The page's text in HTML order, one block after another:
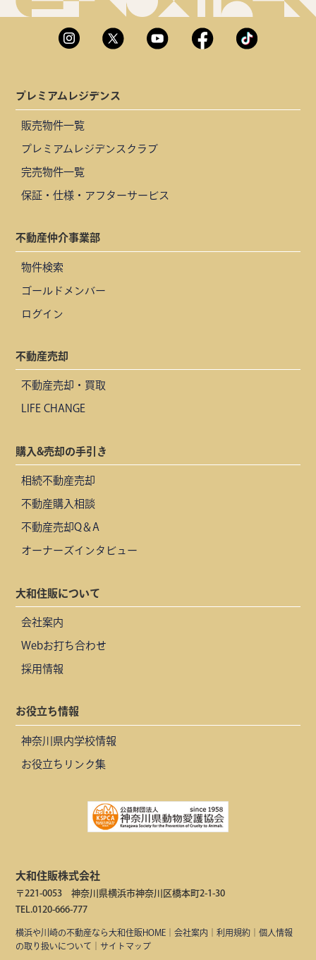
プレミアムレジデンス
販売物件一覧
プレミアムレジデンスクラブ
完売物件一覧
保証・仕様・アフターサービス
不動産仲介事業部
物件検索
ゴールドメンバー
ログイン
不動産売却
不動産売却・買取
LIFE CHANGE
購入&売却の手引き
相続不動産売却
不動産購入相談
不動産売却Q＆A
オーナーズインタビュー
大和住販について
会社案内
Webお打ち合わせ
採用情報
お役立ち情報
神奈川県内学校情報
お役立ちリンク集
大和住販株式会社
〒221-0053 神奈川県横浜市神奈川区橋本町2-1-30
TEL.0120-666-777
横浜や川崎の不動産なら大和住販HOME ｜会社案内 ｜利用規約 ｜個人情報
の取り扱いについて
サイトマップ